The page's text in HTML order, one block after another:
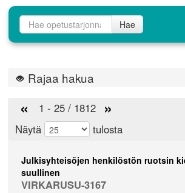
Hae
Rajaa hakua
« 1 - 25 / 1812 »
Näytä tulosta
Julkisyhteisöjen henkilöstön ruotsin
suullinen
VIRKARUSU-3167